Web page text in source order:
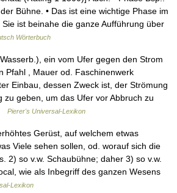
Bühne. • Das ist eine wichtige Phase im
Sie ist beinahe die ganze Aufführung über
Wörterbuch
ein vom Ufer gegen den Strom
Pfahl , Mauer od. Faschinenwerk
Einbau, dessen Zweck ist, der Strömung
zu geben, um das Ufer vor Abbruch zu
Pierer's Universal-Lexikon
Gerüst, auf welchem etwas
Viele sehen sollen, od. worauf sich die
2) so v.w. Schaubühne; daher 3) so v.w.
wie als Inbegriff des ganzen Wesens
Lexikon